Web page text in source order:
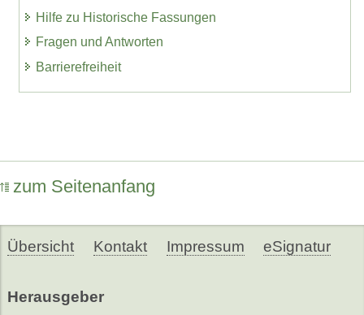
Hilfe zu Historische Fassungen
Fragen und Antworten
Barrierefreiheit
zum Seitenanfang
Übersicht Kontakt Impressum eSignatur
Herausgeber